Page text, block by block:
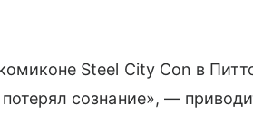
Steel City Con в
сознание», —